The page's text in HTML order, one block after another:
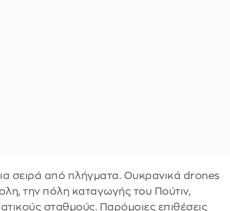
σειρά από πλήγματα. Ουκρανικά drones
την πόλη καταγωγής του Πούτιν,
σταθμούς. Παρόμοιες επιθέσεις